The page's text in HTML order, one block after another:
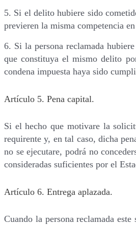
5. Si el delito hubiere sido
previeren la misma competencia
6. Si la persona reclamada
que constituya el mismo delito
condena impuesta haya sido
Artículo 5. Pena capital.
Si el hecho que motivare la
requirente y, en tal caso, dicha
no se ejecutare, podrá no
consideradas suficientes por el
Artículo 6. Entrega aplazada.
Cuando la persona reclamada